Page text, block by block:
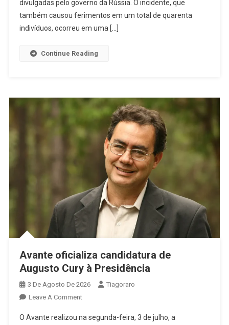
Mata
Sete
divulgadas pelo governo da Rússia. O incidente, que
também causou ferimentos em um total de quarenta
indivíduos, ocorreu em uma […]
Continue Reading
Avante oficializa candidatura de
Augusto Cury à Presidência
3 De Agosto De 2026
Tiagoraro
Leave A CommentOn
Oficializa
O Avante realizou na segunda-feira, 3 de julho, a